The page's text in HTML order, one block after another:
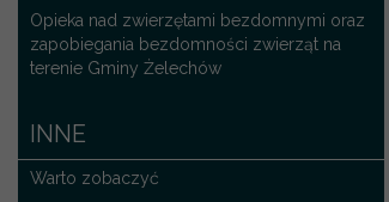
Opieka nad zwierzętami bezdomnymi oraz
zapobiegania bezdomności zwierząt na
terenie Gminy Żelechów
INNE
Warto zobaczyć